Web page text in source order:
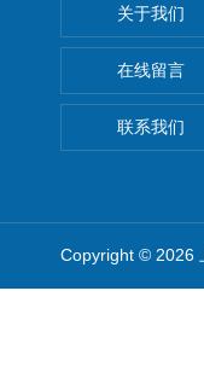
关于我们
在线留言
联系我们
Copyright © 2026